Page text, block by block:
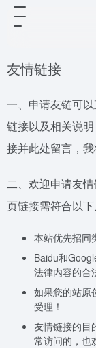
友情链接
一、申请友链可
链接以及相关说
接并此处留言，
二、欢迎申请友
页链接需符合以下
本站优先招同
Baidu和
法律内容的合
如果您的站原
受理！
友情链接的目
常访问的，也